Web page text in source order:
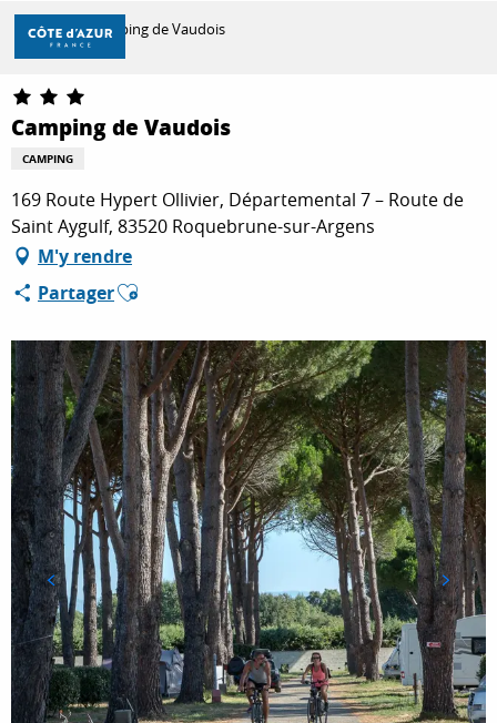
Aller
contenu
principal
DÉCOUVRIR
À FAIRE
SÉJOURNER
Accueil Camping de Vaudois
Camping de Vaudois
CAMPING
169 Route Hypert Ollivier, Départemental 7 – Route de
Saint Aygulf, 83520 Roquebrune-sur-Argens
M'y rendre
PartagerAjouter aux favoris